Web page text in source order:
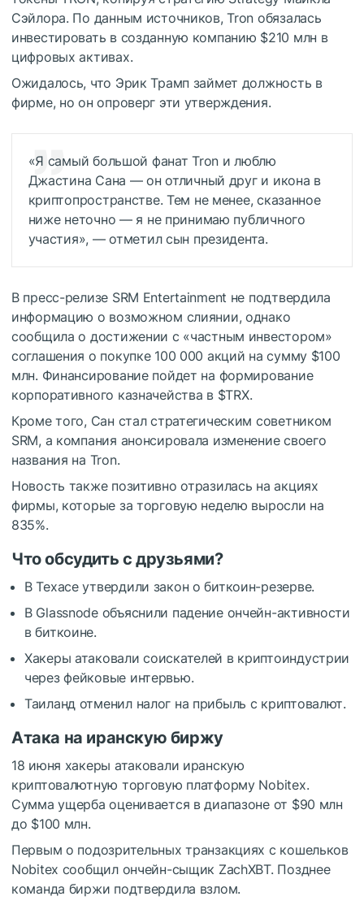
Сэйлора. По данным источников, Tron обязалась
инвестировать в созданную компанию $210 млн в
цифровых активах.
Ожидалось, что Эрик Трамп займет должность в
фирме, но он опроверг эти утверждения.
«Я самый большой фанат Tron и люблю
Джастина Сана — он отличный друг и икона в
криптопространстве. Тем не менее, сказанное
ниже неточно — я не принимаю публичного
участия», — отметил сын президента.
В пресс-релизе SRM Entertainment не подтвердила
информацию о возможном слиянии, однако
сообщила о достижении с «частным инвестором»
соглашения о покупке 100 000 акций на сумму $100
млн. Финансирование пойдет на формирование
корпоративного казначейства в $TRX.
Кроме того, Сан стал стратегическим советником
SRM, а компания анонсировала изменение своего
названия на Tron.
Новость также позитивно отразилась на акциях
фирмы, которые за торговую неделю выросли на
835%.
Что обсудить с друзьями?
В Техасе утвердили закон о биткоин-резерве.
В Glassnode объяснили падение ончейн-активности
в биткоине.
Хакеры атаковали соискателей в криптоиндустрии
через фейковые интервью.
Таиланд отменил налог на прибыль с криптовалют.
Атака на иранскую биржу
18 июня хакеры атаковали иранскую
криптовалютную торговую платформу Nobitex.
Сумма ущерба оценивается в диапазоне от $90 млн
до $100 млн.
Первым о подозрительных транзакциях с кошельков
Nobitex сообщил ончейн-сыщик ZachXBT. Позднее
команда биржи подтвердила взлом.